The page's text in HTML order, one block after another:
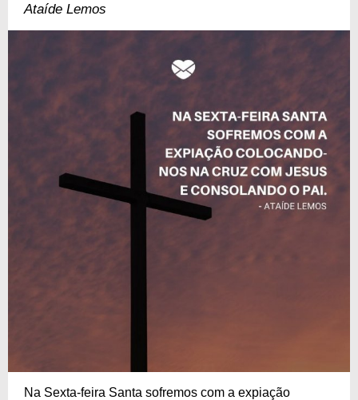
Ataíde Lemos
Na Sexta-feira Santa sofremos com a expiação